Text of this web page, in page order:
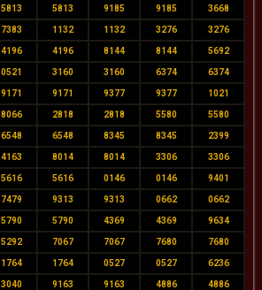
5813 5813 9185 9185 3668
7383 1132 1132 3276 3276
4196 4196 8144 8144 5692
0521 3160 3160 6374 6374
9171 9171 9377 9377 1021
8066 2818 2818 5580 5580
6548 6548 8345 8345 2399
4163 8014 8014 3306 3306
5616 5616 0146 0146 9401
7479 9313 9313 0662 0662
5790 5790 4369 4369 9634
5292 7067 7067 7680 7680
1764 1764 0527 0527 6236
3040 9163 9163 4886 4886